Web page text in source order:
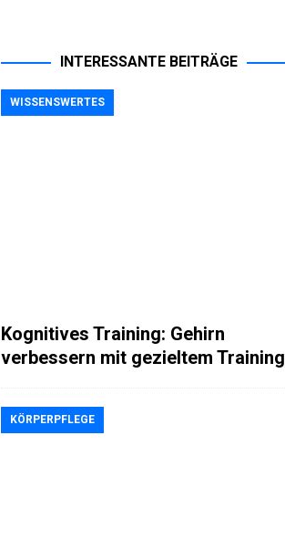
INTERESSANTE BEITRÄGE
WISSENSWERTES
Kognitives Training: Gehirn
verbessern mit gezieltem Training
KÖRPERPFLEGE